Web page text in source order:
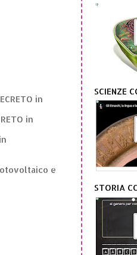
in
in
e
SCIENZE
STORIA